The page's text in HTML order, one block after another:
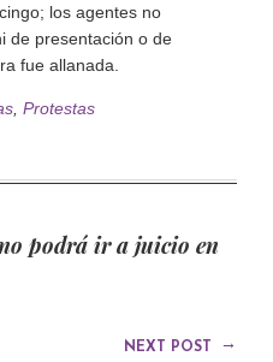
los agentes no
de presentación o de
fue allanada.
Protestas
podrá ir a juicio en
NEXT POST →